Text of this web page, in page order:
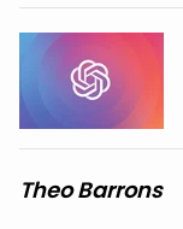
Theo Barrons